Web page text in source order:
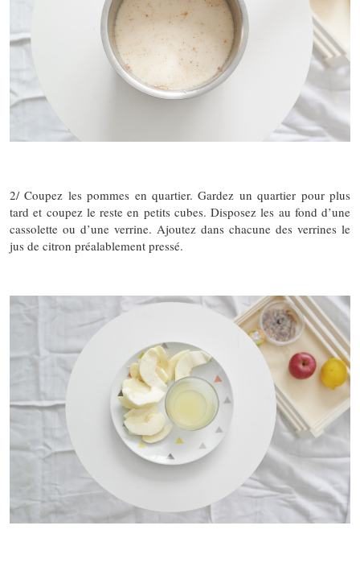
2/ Coupez les pommes en quartier. Gardez un quartier pour plus
tard et coupez le reste en petits cubes. Disposez les au fond d’une
cassolette ou d’une verrine. Ajoutez dans chacune des verrines le
jus de citron préalablement pressé.